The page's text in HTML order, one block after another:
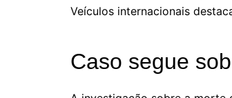
Veículos internacionais
Caso segue